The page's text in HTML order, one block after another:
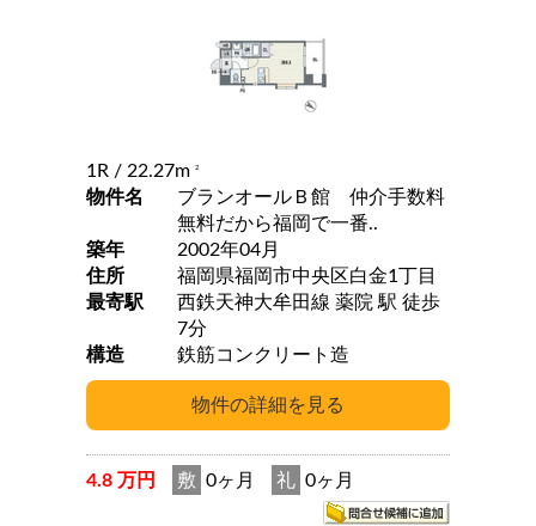
1R / 22.27m 2
物件名
ブランオールＢ館 仲介手数料
無料だから福岡で一番..
築年
2002年04月
住所
福岡県福岡市中央区白金1丁目
最寄駅
西鉄天神大牟田線 薬院 駅 徒歩
7分
構造
鉄筋コンクリート造
4.8 万円 敷 0ヶ月 礼 0ヶ月